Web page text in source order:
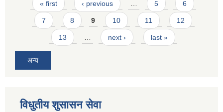
« first ‹ previous 5 6
7 8 9 10 11 12
13 next › last »
अन्य
विधुतीय शुसासन सेवा